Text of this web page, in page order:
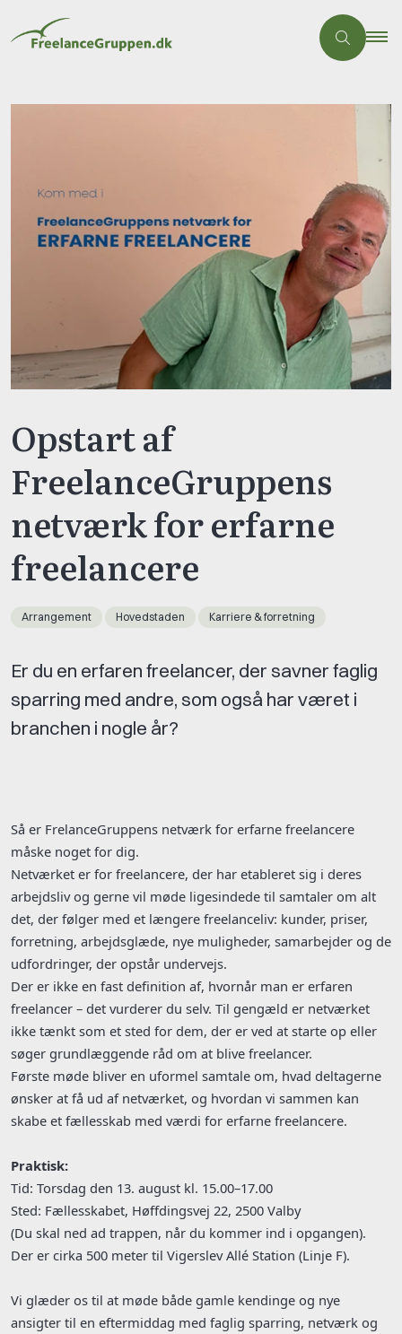
Opstart af
FreelanceGruppens
netværk for erfarne
freelancere
Arrangement Hovedstaden Karriere & forretning
Er du en erfaren freelancer, der savner faglig
sparring med andre, som også har været i
branchen i nogle år?
Så er FrelanceGruppens netværk for erfarne freelancere
måske noget for dig.
Netværket er for freelancere, der har etableret sig i deres
arbejdsliv og gerne vil møde ligesindede til samtaler om alt
det, der følger med et længere freelanceliv: kunder, priser,
forretning, arbejdsglæde, nye muligheder, samarbejder og de
udfordringer, der opstår undervejs.
Der er ikke en fast definition af, hvornår man er erfaren
freelancer – det vurderer du selv. Til gengæld er netværket
ikke tænkt som et sted for dem, der er ved at starte op eller
søger grundlæggende råd om at blive freelancer.
Første møde bliver en uformel samtale om, hvad deltagerne
ønsker at få ud af netværket, og hvordan vi sammen kan
skabe et fællesskab med værdi for erfarne freelancere.
Praktisk:
Tid: Torsdag den 13. august kl. 15.00–17.00
Sted: Fællesskabet, Høffdingsvej 22, 2500 Valby
(Du skal ned ad trappen, når du kommer ind i opgangen).
Der er cirka 500 meter til Vigerslev Allé Station (Linje F).
Vi glæder os til at møde både gamle kendinge og nye
ansigter til en eftermiddag med faglig sparring, netværk og